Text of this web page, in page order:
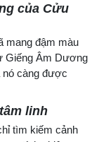
của Cửu
mang đậm màu
Giếng Âm Dương
nó càng được
linh
tìm kiếm cảnh